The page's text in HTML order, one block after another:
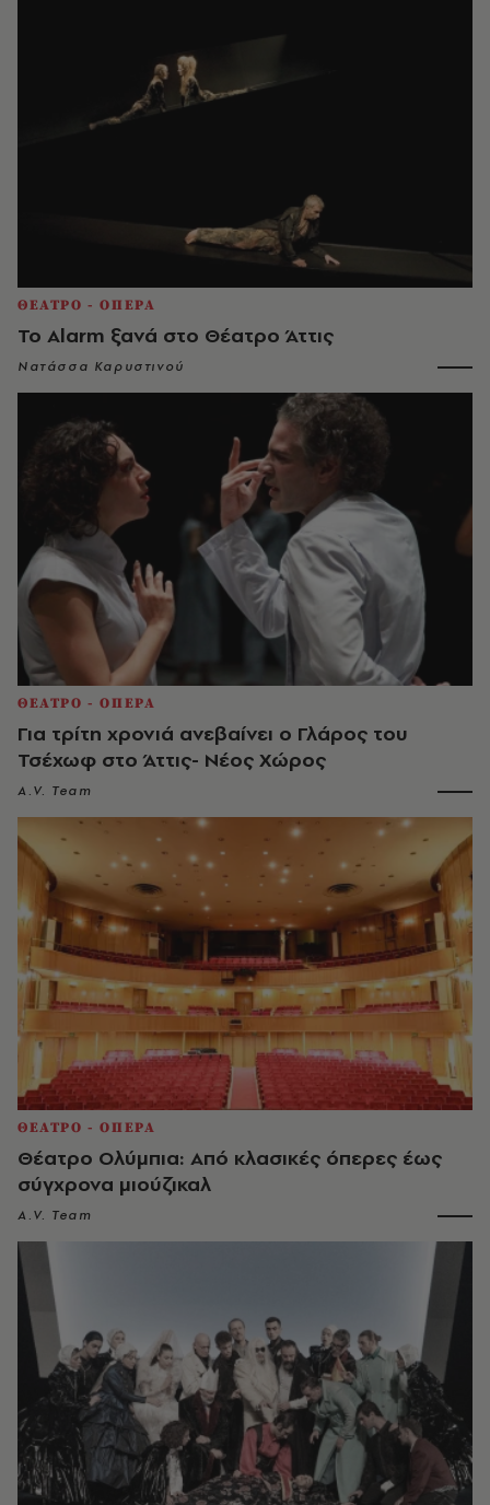
ΘΕΑΤΡΟ - ΟΠΕΡΑ
Το Alarm ξανά στο Θέατρο Άττις
Νατάσσα Καρυστινού
ΘΕΑΤΡΟ - ΟΠΕΡΑ
Για τρίτη χρονιά ανεβαίνει ο Γλάρος του
Τσέχωφ στο Άττις- Νέος Χώρος
A.V. Team
ΘΕΑΤΡΟ - ΟΠΕΡΑ
Θέατρο Ολύμπια: Από κλασικές όπερες έως
σύγχρονα μιούζικαλ
A.V. Team